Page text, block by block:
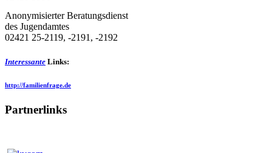
Anonymisierter Beratungsdienst
des Jugendamtes
02421 25-2119, -2191, -2192
Interessante Links:
http://familienfrage.de
Partnerlinks